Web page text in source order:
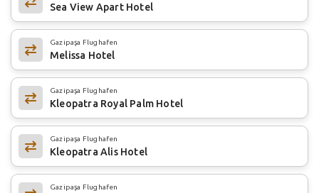
Sea View Apart Hotel
Gazipaşa Flughafen
Melissa Hotel
Gazipaşa Flughafen
Kleopatra Royal Palm Hotel
Gazipaşa Flughafen
Kleopatra Alis Hotel
Gazipaşa Flughafen